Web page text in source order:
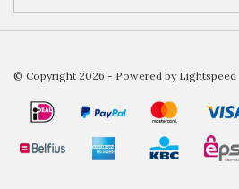
© Copyright 2026 - Powered by Lightspeed